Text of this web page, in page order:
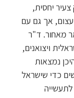
יחסית,
עצום, אך גם עם
מאחור. ד"ר
ויצואנים,
נמצאות
כדי שישראל